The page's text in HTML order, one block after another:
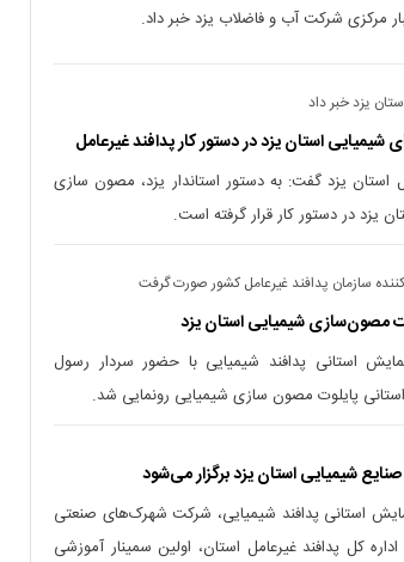
مرکزی شرکت آب و فاضلاب یزد خبر داد.
یزد خبر داد
استان یزد در دستور کار پدافند غیرعامل
استان یزد گفت: به دستور استاندار یزد، مصون سازی
یزد در دستور کار قرار گرفته است.
سازمان پدافند غیرعامل کشور صورت گرفت
مصون‌سازی شیمیایی استان یزد
استانی پدافند شیمیایی با حضور سردار رسول
پایلوت مصون سازی شیمیایی رونمایی شد.
شیمیایی استان یزد برگزار می‌شود
استانی پدافند شیمیایی، شرکت شهرک‌های صنعتی
کل پدافند غیرعامل استان، اولین سمینار آموزشی